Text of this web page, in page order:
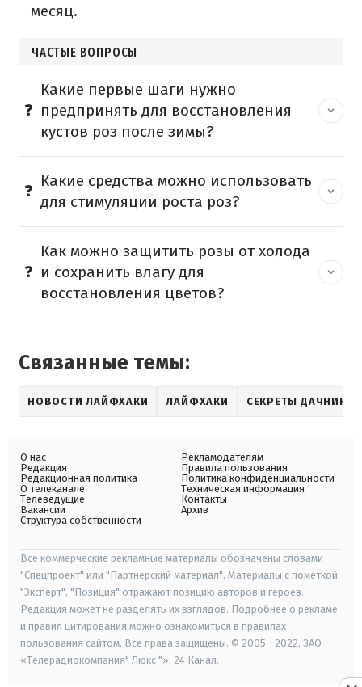
месяц.
ЧАСТЫЕ ВОПРОСЫ
Какие первые шаги нужно
предпринять для восстановления
кустов роз после зимы?
Какие средства можно использовать
для стимуляции роста роз?
Как можно защитить розы от холода
и сохранить влагу для
восстановления цветов?
Связанные темы:
НОВОСТИ ЛАЙФХАКИ ЛАЙФХАКИ СЕКРЕТЫ ДАЧНИКА
О нас
Редакция
Редакционная политика
О телеканале
Телеведущие
Вакансии
Структура собственности
Рекламодателям
Правила пользования
Политика конфиденциальности
Техническая информация
Контакты
Архив
Все коммерческие рекламные материалы обозначены словами
"Спецпроект" или "Партнерский материал". Материалы с пометкой
"Эксперт", "Позиция" отражают позицию авторов и героев.
Редакция может не разделять их взглядов. Подробнее о рекламе
и правил цитирования можно ознакомиться в правилах
пользования сайтом. Все права защищены. © 2005—2022, ЗАО
«Телерадиокомпания" Люкс "», 24 Канал.